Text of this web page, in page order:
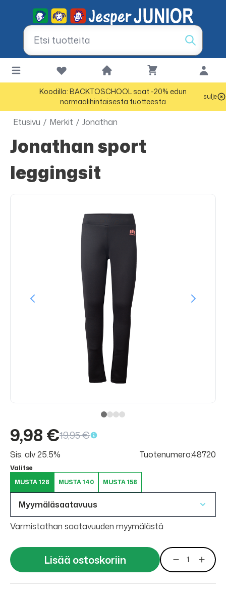
Koodilla: BACKTOSCHOOL saat -20% edun
normaalihintaisesta tuotteesta
sulje
Etusivu / Merkit / Jonathan
Jonathan sport
leggingsit
9,98 €19,95 €
Sis. alv 25.5% Tuotenumero:48720
Valitse
MUSTA 128
MUSTA 140 MUSTA 158
Myymäläsaatavuus
Varmistathan saatavuuden myymälästä
Lisää ostoskoriin